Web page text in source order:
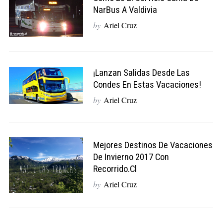
NarBus A Valdivia
by Ariel Cruz
¡Lanzan Salidas Desde Las
Condes En Estas Vacaciones!
by Ariel Cruz
Mejores Destinos De Vacaciones
De Invierno 2017 Con
Recorrido.cl
by Ariel Cruz
S
e
a